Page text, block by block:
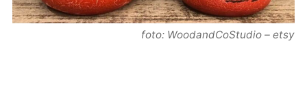
foto: WoodandCoStudio – etsy